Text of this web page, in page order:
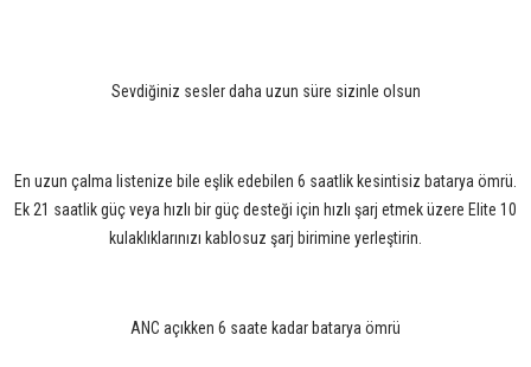
Sevdiğiniz sesler daha uzun süre sizinle olsun
En uzun çalma listenize bile eşlik edebilen 6 saatlik kesintisiz batarya ömrü.
Ek 21 saatlik güç veya hızlı bir güç desteği için hızlı şarj etmek üzere Elite 10
kulaklıklarınızı kablosuz şarj birimine yerleştirin.
ANC açıkken 6 saate kadar batarya ömrü